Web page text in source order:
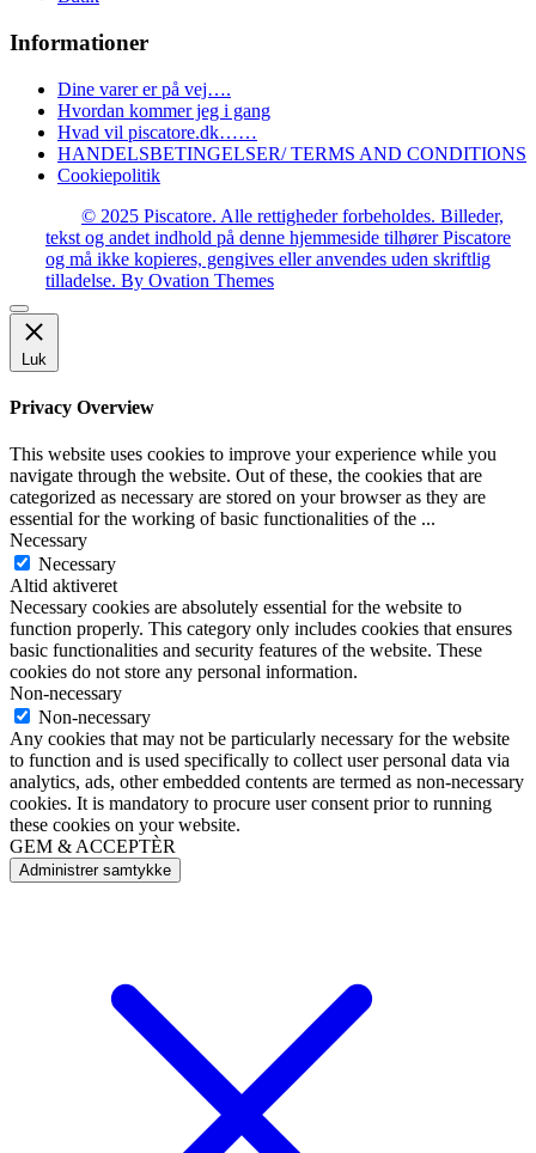
Informationer
Dine varer er på vej….
Hvordan kommer jeg i gang
Hvad vil piscatore.dk……
HANDELSBETINGELSER/ TERMS AND CONDITIONS
Cookiepolitik
© 2025 Piscatore. Alle rettigheder forbeholdes. Billeder,
tekst og andet indhold på denne hjemmeside tilhører Piscatore
og må ikke kopieres, gengives eller anvendes uden skriftlig
tilladelse. By Ovation Themes
Luk
Privacy Overview
This website uses cookies to improve your experience while you
navigate through the website. Out of these, the cookies that are
categorized as necessary are stored on your browser as they are
essential for the working of basic functionalities of the ...
Necessary
Necessary
Altid aktiveret
Necessary cookies are absolutely essential for the website to
function properly. This category only includes cookies that ensures
basic functionalities and security features of the website. These
cookies do not store any personal information.
Non-necessary
Non-necessary
Any cookies that may not be particularly necessary for the website
to function and is used specifically to collect user personal data via
analytics, ads, other embedded contents are termed as non-necessary
cookies. It is mandatory to procure user consent prior to running
these cookies on your website.
GEM & ACCEPTÈR
Administrer samtykke